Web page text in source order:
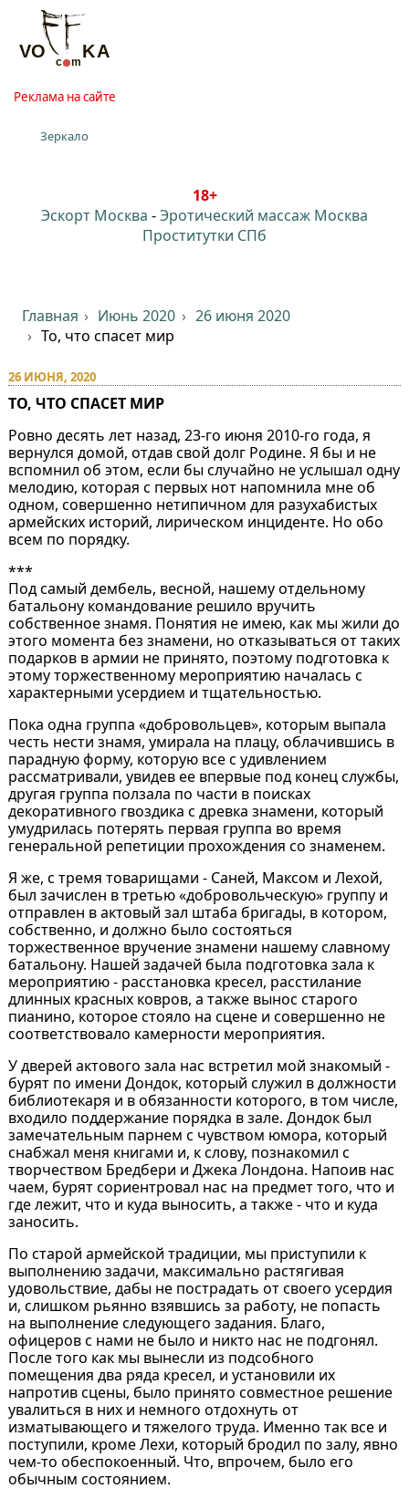
Реклама на сайте
Зеркало
18+
Эскорт Москва -Эротический массаж Москва
Проститутки СПб
Главная Июнь 2020
26 июня 2020
То, что спасет мир
26 ИЮНЯ, 2020
ТО, ЧТО СПАСЕТ МИР
Ровно десять лет назад, 23-го июня 2010-го года, я
вернулся домой, отдав свой долг Родине. Я бы и не
вспомнил об этом, если бы случайно не услышал одну
мелодию, которая с первых нот напомнила мне об
одном, совершенно нетипичном для разухабистых
армейских историй, лирическом инциденте. Но обо
всем по порядку.
***
Под самый дембель, весной, нашему отдельному
батальону командование решило вручить
собственное знамя. Понятия не имею, как мы жили до
этого момента без знамени, но отказываться от таких
подарков в армии не принято, поэтому подготовка к
этому торжественному мероприятию началась с
характерными усердием и тщательностью.
Пока одна группа «добровольцев», которым выпала
честь нести знамя, умирала на плацу, облачившись в
парадную форму, которую все с удивлением
рассматривали, увидев ее впервые под конец службы,
другая группа ползала по части в поисках
декоративного гвоздика с древка знамени, который
умудрилась потерять первая группа во время
генеральной репетиции прохождения со знаменем.
Я же, с тремя товарищами - Саней, Максом и Лехой,
был зачислен в третью «добровольческую» группу и
отправлен в актовый зал штаба бригады, в котором,
собственно, и должно было состояться
торжественное вручение знамени нашему славному
батальону. Нашей задачей была подготовка зала к
мероприятию - расстановка кресел, расстилание
длинных красных ковров, а также вынос старого
пианино, которое стояло на сцене и совершенно не
соответствовало камерности мероприятия.
У дверей актового зала нас встретил мой знакомый -
бурят по имени Дондок, который служил в должности
библиотекаря и в обязанности которого, в том числе,
входило поддержание порядка в зале. Дондок был
замечательным парнем с чувством юмора, который
снабжал меня книгами и, к слову, познакомил с
творчеством Бредбери и Джека Лондона. Напоив нас
чаем, бурят сориентровал нас на предмет того, что и
где лежит, что и куда выносить, а также - что и куда
заносить.
По старой армейской традиции, мы приступили к
выполнению задачи, максимально растягивая
удовольствие, дабы не пострадать от своего усердия
и, слишком рьянно взявшись за работу, не попасть
на выполнение следующего задания. Благо,
офицеров с нами не было и никто нас не подгонял.
После того как мы вынесли из подсобного
помещения два ряда кресел, и установили их
напротив сцены, было принято совместное решение
увалиться в них и немного отдохнуть от
изматывающего и тяжелого труда. Именно так все и
поступили, кроме Лехи, который бродил по залу, явно
чем-то обеспокоенный. Что, впрочем, было его
обычным состоянием.